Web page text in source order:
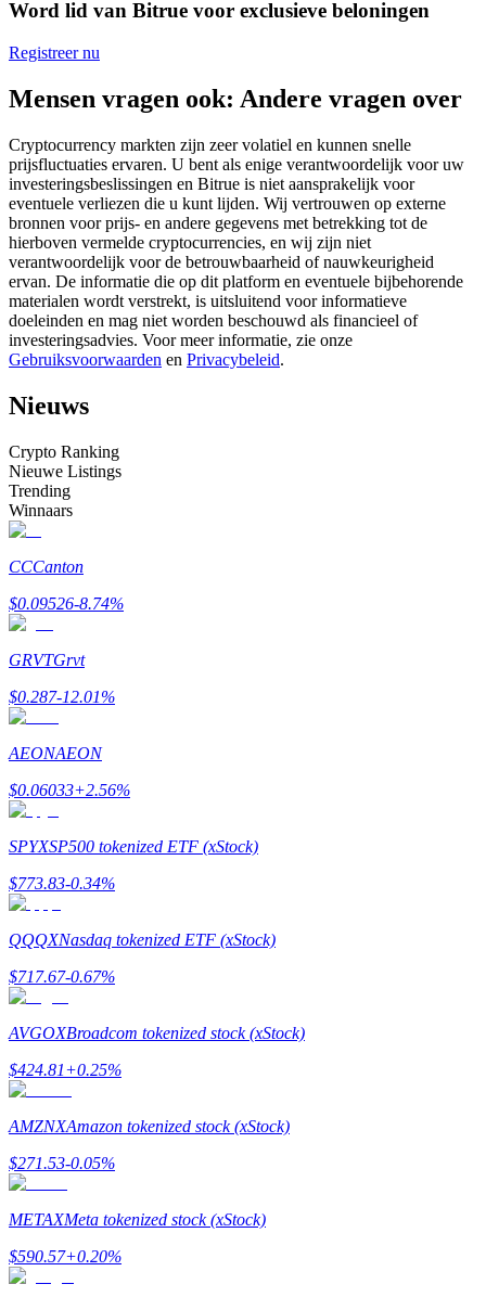
Word een Copy Trader
Informatie
Big data-analyse inclusief handelsinformatie, enz.
Gids
Futures-startgids
Handelsstrategieën
Leer hoe u winstgevend kunt blijven
Word lid van Bitrue voor exclusieve beloningen
Registreer nu
Mensen vragen ook: Andere vragen over
Cryptocurrency markten zijn zeer volatiel en kunnen snelle
prijsfluctuaties ervaren. U bent als enige verantwoordelijk voor uw
investeringsbeslissingen en Bitrue is niet aansprakelijk voor
eventuele verliezen die u kunt lijden. Wij vertrouwen op externe
bronnen voor prijs- en andere gegevens met betrekking tot de
hierboven vermelde cryptocurrencies, en wij zijn niet
verantwoordelijk voor de betrouwbaarheid of nauwkeurigheid
ervan. De informatie die op dit platform en eventuele bijbehorende
materialen wordt verstrekt, is uitsluitend voor informatieve
doeleinden en mag niet worden beschouwd als financieel of
investeringsadvies. Voor meer informatie, zie onze
Gebruiksvoorwaarden en Privacybeleid.
Nieuws
Crypto Ranking
Nieuwe Listings
Trending
Winnaars
CCCanton
$0.09526-8.74%
GRVTGrvt
$0.287-12.01%
AEONAEON
$0.06033+2.56%
SPYXSP500 tokenized ETF (xStock)
$773.83-0.34%
QQQXNasdaq tokenized ETF (xStock)
$717.67-0.67%
AVGOXBroadcom tokenized stock (xStock)
$424.81+0.25%
AMZNXAmazon tokenized stock (xStock)
$271.53-0.05%
METAXMeta tokenized stock (xStock)
$590.57+0.20%